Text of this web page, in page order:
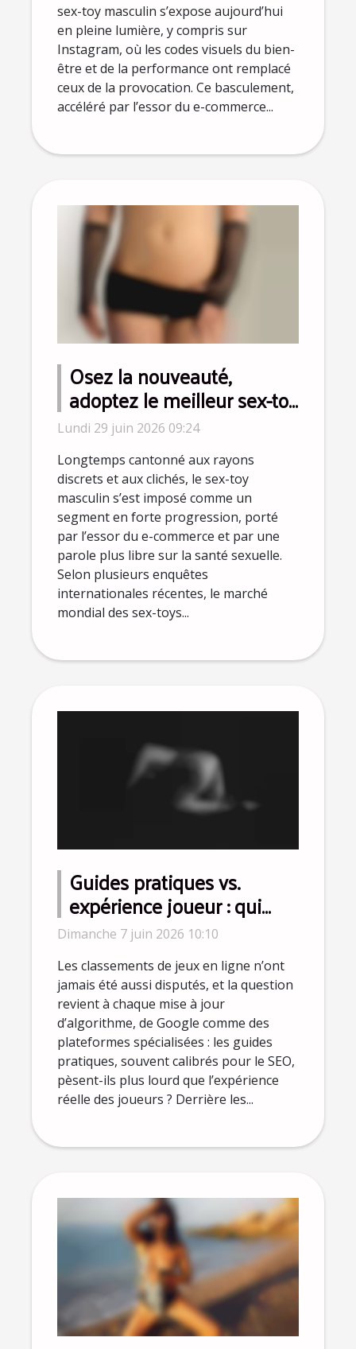
sex-toy masculin s’expose aujourd’hui
en pleine lumière, y compris sur
Instagram, où les codes visuels du bien-
être et de la performance ont remplacé
ceux de la provocation. Ce basculement,
accéléré par l’essor du e-commerce...
Osez la nouveauté,
adoptez le meilleur sex-toy
pour homme selon les
sexologues
Lundi 29 juin 2026 09:24
Longtemps cantonné aux rayons
discrets et aux clichés, le sex-toy
masculin s’est imposé comme un
segment en forte progression, porté
par l’essor du e-commerce et par une
parole plus libre sur la santé sexuelle.
Selon plusieurs enquêtes
internationales récentes, le marché
mondial des sex-toys...
Guides pratiques vs.
expérience joueur : qui
influence vraiment les
classements ?
Dimanche 7 juin 2026 10:10
Les classements de jeux en ligne n’ont
jamais été aussi disputés, et la question
revient à chaque mise à jour
d’algorithme, de Google comme des
plateformes spécialisées : les guides
pratiques, souvent calibrés pour le SEO,
pèsent-ils plus lourd que l’expérience
réelle des joueurs ? Derrière les...